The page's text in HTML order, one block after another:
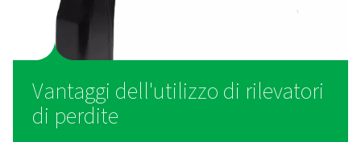
Come funzionano i
perdite?
I rilevatori di perdite funzionano identificando le onde